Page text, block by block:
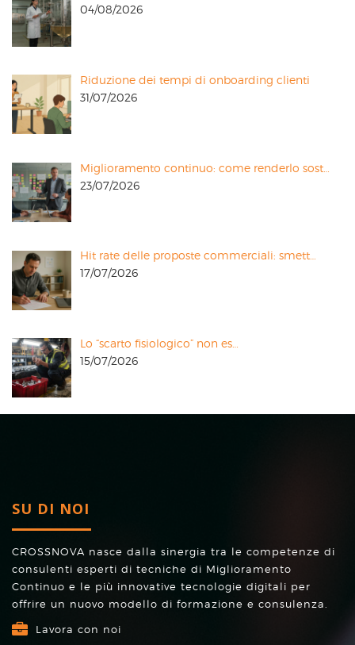
04/08/2026
Riduzione dei tempi di onboarding clienti
31/07/2026
Miglioramento continuo: come renderlo sost…
23/07/2026
Hit rate delle proposte commerciali: smett…
17/07/2026
Lo “scarto fisiologico” non es…
15/07/2026
SU DI NOI
CROSSNOVA nasce dalla sinergia tra le competenze di
consulenti esperti di tecniche di Miglioramento
Continuo e le più innovative tecnologie digitali per
offrire un nuovo modello di formazione e consulenza.
Lavora con noi